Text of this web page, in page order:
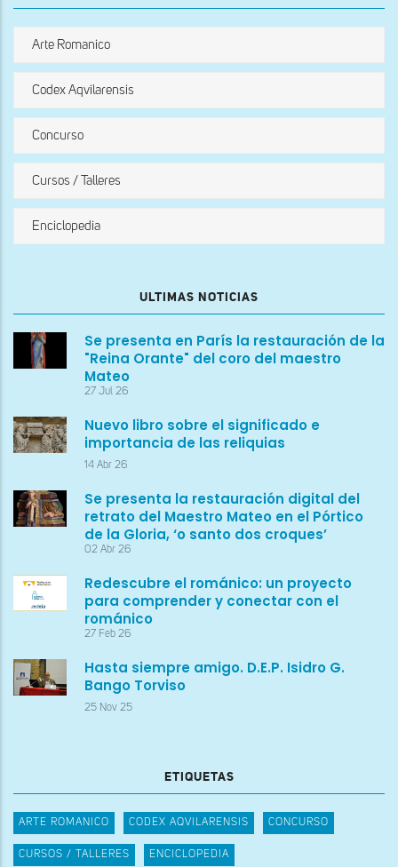
Arte Romanico
Codex Aqvilarensis
Concurso
Cursos / Talleres
Enciclopedia
ULTIMAS NOTICIAS
Se presenta en París la restauración de la
"Reina Orante" del coro del maestro
Mateo
27 Jul 26
Nuevo libro sobre el significado e
importancia de las reliquias
14 Abr 26
Se presenta la restauración digital del
retrato del Maestro Mateo en el Pórtico
de la Gloria, ‘o santo dos croques’
02 Abr 26
Redescubre el románico: un proyecto
para comprender y conectar con el
románico
27 Feb 26
Hasta siempre amigo. D.E.P. Isidro G.
Bango Torviso
25 Nov 25
ETIQUETAS
ARTE ROMANICO CODEX AQVILARENSIS CONCURSO
CURSOS / TALLERES ENCICLOPEDIA